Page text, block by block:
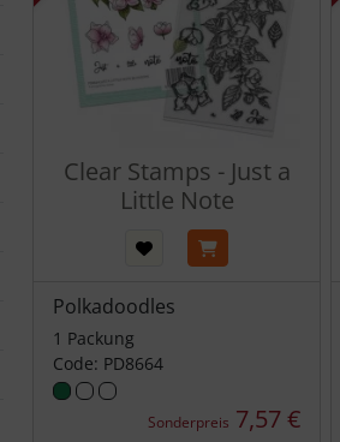
Clear Stamps - Just a
Little Note
Polkadoodles
1 Packung
Code: PD8664
Sonderpreis 7,57 €